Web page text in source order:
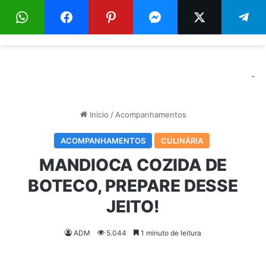
Menu
-
Início / Acompanhamentos
ACOMPANHAMENTOS CULINÁRIA
MANDIOCA COZIDA DE
BOTECO, PREPARE DESSE
JEITO!
ADM 5.044 1 minuto de leitura